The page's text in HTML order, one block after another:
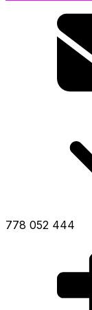
778 052 444